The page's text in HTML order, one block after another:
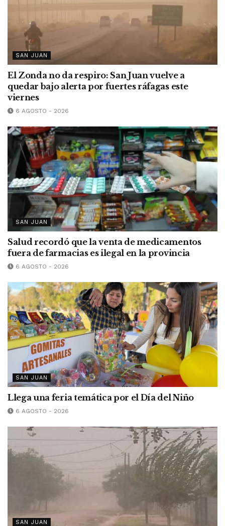
SAN JUAN
El Zonda no da respiro: San Juan vuelve a
quedar bajo alerta por fuertes ráfagas este
viernes
6 AGOSTO - 2026
SAN JUAN
Salud recordó que la venta de medicamentos
fuera de farmacias es ilegal en la provincia
6 AGOSTO - 2026
SAN JUAN
Llega una feria temática por el Día del Niño
6 AGOSTO - 2026
SAN JUAN